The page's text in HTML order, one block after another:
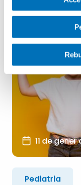
11 de gener
Pediatria